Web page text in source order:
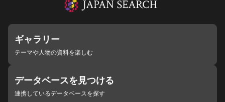
ギャラリー
テーマや人物の資料を楽しむ
データベースを見つける
連携しているデータベースを探す